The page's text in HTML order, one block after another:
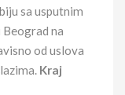
sa usputnim
na
od uslova
Kraj